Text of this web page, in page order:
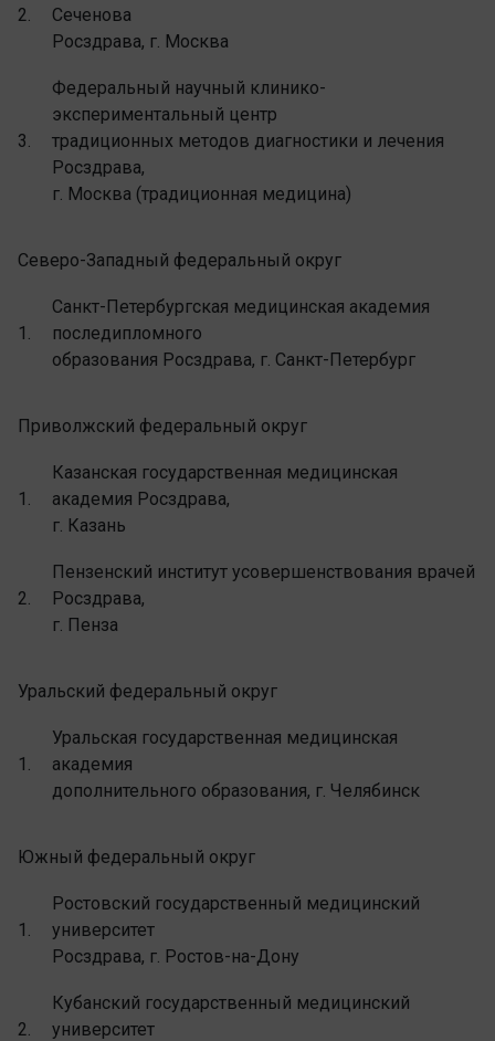
2.
Сеченова
Росздрава, г. Москва
3.
Федеральный научный клинико-
экспериментальный центр
традиционных методов диагностики и лечения
Росздрава,
г. Москва (традиционная медицина)
Северо-Западный федеральный округ
1.
Санкт-Петербургская медицинская академия
последипломного
образования Росздрава, г. Санкт-Петербург
Приволжский федеральный округ
1.
Казанская государственная медицинская
академия Росздрава,
г. Казань
2.
Пензенский институт усовершенствования врачей
Росздрава,
г. Пенза
Уральский федеральный округ
1.
Уральская государственная медицинская
академия
дополнительного образования, г. Челябинск
Южный федеральный округ
1.
Ростовский государственный медицинский
университет
Росздрава, г. Ростов-на-Дону
2.
Кубанский государственный медицинский
университет